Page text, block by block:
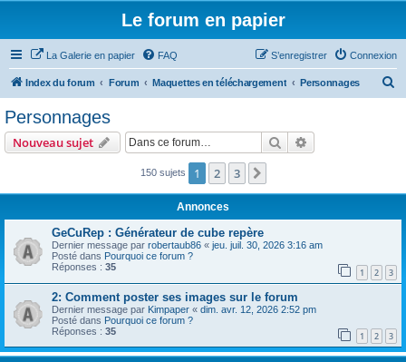
Le forum en papier
La Galerie en papier FAQ Connexion
S’enregistrer
Index du forum Forum Maquettes en téléchargement Personnages
r
Personnages
Nouveau sujet Rechercher
150 sujets 1 2 3
Annonces
GeCuRep : Générateur de cube repère
Dernier message par robertaub86 « jeu. juil. 30, 2026 3:16 am
Posté dans Pourquoi ce forum ?
Réponses : 35 1 2 3
2: Comment poster ses images sur le forum
Dernier message par Kimpaper « dim. avr. 12, 2026 2:52 pm
Posté dans Pourquoi ce forum ?
Réponses : 35 1 2 3